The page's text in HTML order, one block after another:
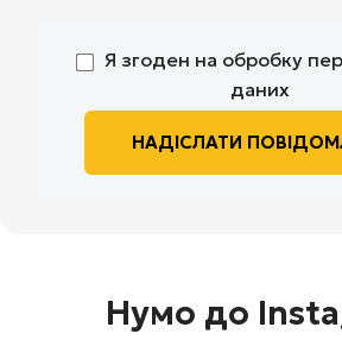
Я згоден на обробку
даних
Нумо до